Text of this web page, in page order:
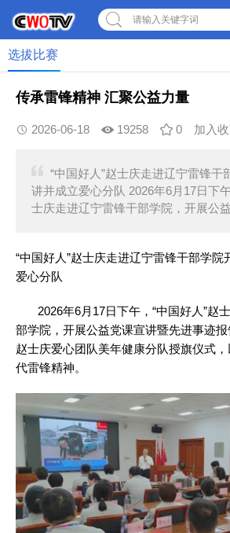
请输入关键字词
选拔比赛
传承雷锋精神 汇聚公益力量
2026-06-18 19258 0 加入
“中国好人”赵士庆走进辽宁雷锋干
讲并成立爱心分队 2026年6月17日下
士庆走进辽宁雷锋干部学院，开展公
“中国好人”赵士庆走进辽宁雷锋干部学院
爱心分队
2026年6月17日下午，“中国好人”赵
部学院，开展公益党课宣讲暨先进事迹
赵士庆爱心团队美年健康分队授旗仪式
代雷锋精神。